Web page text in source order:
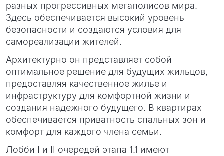
разных прогрессивных мегаполисов мира.
Здесь обеспечивается высокий уровень
безопасности и создаются условия для
самореализации жителей.
Архитектурно он представляет собой
оптимальное решение для будущих жильцов,
предоставляя качественное жилье и
инфраструктуру для комфортной жизни и
создания надежного будущего. В квартирах
обеспечивается приватность спальных зон и
комфорт для каждого члена семьи.
Лобби I и II очередей этапа 1.1 имеют